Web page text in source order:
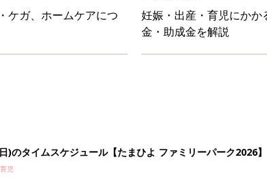
ケガ、ホームケアにつ
妊娠・出産・育児にかか
金・助成金を解説
)のタイムスケジュール【たまひよ ファミリーパーク2026】
児